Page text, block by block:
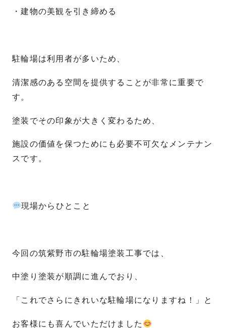
・建物の美観を引き締める
駐輪場は利用者が多いため、
清潔感のある空間を提供することが非常に重要で
す。
塗装でその印象が大きく変わるため、
施設の価値を保つためにも必要不可欠なメンテナン
スです。
現場からひとこと
今回の筑紫野市の駐輪場塗装工事では、
中塗り塗装が順調に進んでおり、
「これでさらにきれいな駐輪場になりますね！」と
お客様にも喜んでいただけました